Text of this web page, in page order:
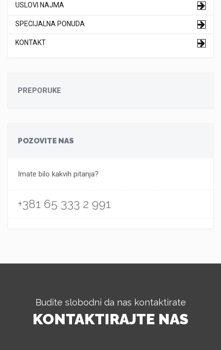
USLOVI NAJMA
SPECIJALNA PONUDA
KONTAKT
PREPORUKE
POZOVITE NAS
Imate bilo kakvih pitanja?
+381 65 333 2 991
Budite slobodni da nas kontaktirate
KONTAKTIRAJTE NAS